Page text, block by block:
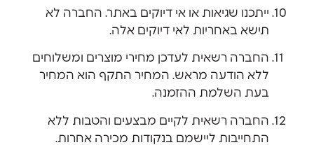
ייתכנו שגיאות או אי דיוקים באתר. החברה לא
תישא באחריות לאי דיוקים אלה.
החברה רשאית לעדכן מחירי מוצרים ומשלוחים
ללא הודעה מראש. המחיר התקף הוא המחיר
בעת השלמת ההזמנה.
החברה רשאית לקיים מבצעים והטבות ללא
התחייבות ליישמם בנקודות מכירה אחרות.